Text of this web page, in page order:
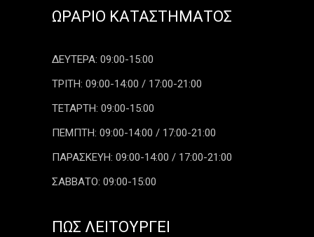
ΩΡΆΡΙΟ ΚΑΤΑΣΤΉΜΑΤΟΣ
ΔΕΥΤΕΡΑ: 09:00-15:00
ΤΡΙΤΗ: 09:00-14:00 / 17:00-21:00
ΤΕΤΑΡΤΗ: 09:00-15:00
ΠΕΜΠΤΗ: 09:00-14:00 / 17:00-21:00
ΠΑΡΑΣΚΕΥΗ: 09:00-14:00 / 17:00-21:00
ΣΑΒΒΑΤΟ: 09:00-15:00
ΠΏΣ ΛΕΙΤΟΥΡΓΕΊ